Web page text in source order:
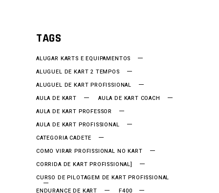
TAGS
ALUGAR KARTS E EQUIPAMENTOS
ALUGUEL DE KART 2 TEMPOS
ALUGUEL DE KART PROFISSIONAL
AULA DE KART
AULA DE KART COACH
AULA DE KART PROFESSOR
AULA DE KART PROFISSIONAL
CATEGORIA CADETE
COMO VIRAR PROFISSIONAL NO KART
CORRIDA DE KART PROFISSIONAL]
CURSO DE PILOTAGEM DE KART PROFISSIONAL
ENDURANCE DE KART
F400